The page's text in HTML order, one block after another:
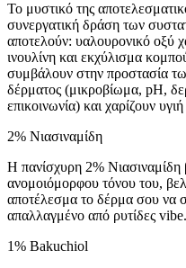
Το μυστικό της
συνεργατική δράση των
αποτελούν: υαλουρονικό οξύ
ινουλίνη και εκχύλισμα
συμβάλουν στην προστασία
δέρματος (μικροβίωμα, pH,
επικοινωνία) και χαρίζουν
2% Νιασιναμίδη
Η πανίσχυρη 2%
ανομοιόμορφου τόνου του,
αποτέλεσμα το δέρμα σου να
απαλλαγμένο από ρυτίδες vibe.
1% Bakuchiol